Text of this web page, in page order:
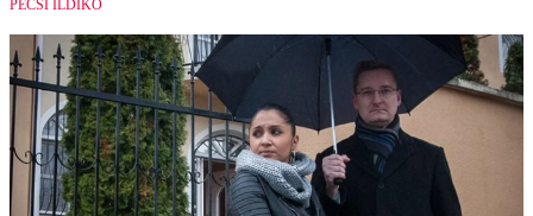
PÉCSI ILDIKÓ